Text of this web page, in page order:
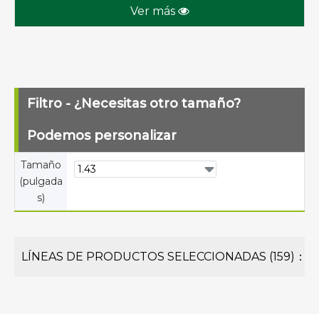
Ver más
Filtro - ¿Necesitas otro tamaño?
Podemos personalizar
Tamaño
(pulgada
s)
LÍNEAS DE PRODUCTOS SELECCIONADAS (159)：